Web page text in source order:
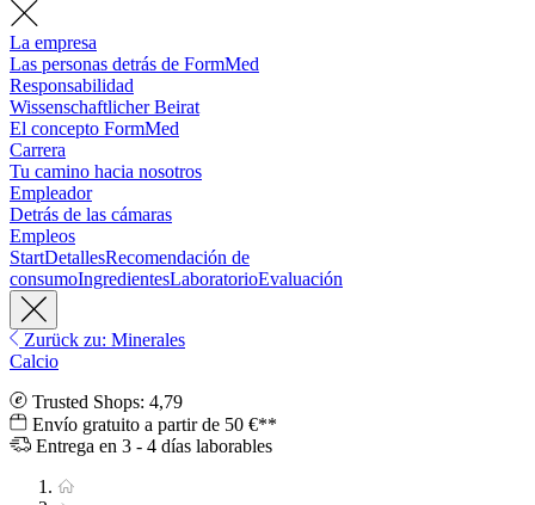
La empresa
Las personas detrás de FormMed
Responsabilidad
Wissenschaftlicher Beirat
El concepto FormMed
Carrera
Tu camino hacia nosotros
Empleador
Detrás de las cámaras
Empleos
StartDetallesRecomendación de
consumoIngredientesLaboratorioEvaluación
Zurück zu: Minerales
Calcio
Trusted Shops: 4,79
Envío gratuito a partir de 50 €**
Entrega en 3 - 4 días laborables